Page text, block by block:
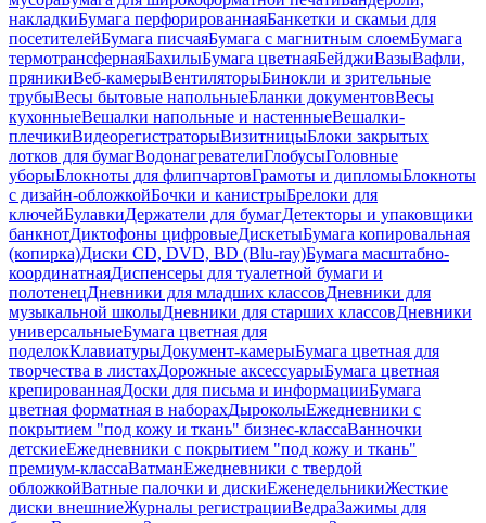
накладкиБумага перфорированнаяБанкетки и скамьи для
посетителейБумага писчаяБумага с магнитным слоемБумага
термотрансфернаяБахилыБумага цветнаяБейджиВазыВафли,
пряникиВеб-камерыВентиляторыБинокли и зрительные
трубыВесы бытовые напольныеБланки документовВесы
кухонныеВешалки напольные и настенныеВешалки-
плечикиВидеорегистраторыВизитницыБлоки закрытых
лотков для бумагВодонагревателиГлобусыГоловные
уборыБлокноты для флипчартовГрамоты и дипломыБлокноты
с дизайн-обложкойБочки и канистрыБрелоки для
ключейБулавкиДержатели для бумагДетекторы и упаковщики
банкнотДиктофоны цифровыеДискетыБумага копировальная
(копирка)Диски CD, DVD, BD (Blu-ray)Бумага масштабно-
координатнаяДиспенсеры для туалетной бумаги и
полотенецДневники для младших классовДневники для
музыкальной школыДневники для старших классовДневники
универсальныеБумага цветная для
поделокКлавиатурыДокумент-камерыБумага цветная для
творчества в листахДорожные аксессуарыБумага цветная
крепированнаяДоски для письма и информацииБумага
цветная форматная в наборахДыроколыЕжедневники с
покрытием "под кожу и ткань" бизнес-классаВанночки
детскиеЕжедневники с покрытием "под кожу и ткань"
премиум-классаВатманЕжедневники с твердой
обложкойВатные палочки и дискиЕженедельникиЖесткие
диски внешниеЖурналы регистрацииВедраЗажимы для